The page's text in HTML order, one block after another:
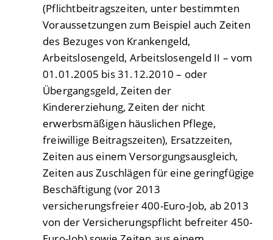
(Pflichtbeitragszeiten, unter bestimmten
Voraussetzungen zum Beispiel auch Zeiten
des Bezuges von Krankengeld,
Arbeitslosengeld, Arbeitslosengeld II – vom
01.01.2005 bis 31.12.2010 – oder
Übergangsgeld, Zeiten der
Kindererziehung, Zeiten der nicht
erwerbsmäßigen häuslichen Pflege,
freiwillige Beitragszeiten), Ersatzzeiten,
Zeiten aus einem Versorgungsausgleich,
Zeiten aus Zuschlägen für eine geringfügige
Beschäftigung (vor 2013
versicherungsfreier 400-Euro-Job, ab 2013
von der Versicherungspflicht befreiter 450-